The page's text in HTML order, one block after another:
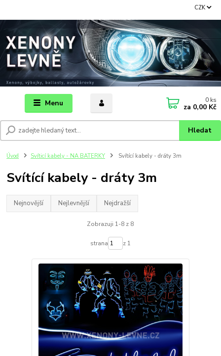
Menu
CZK
Hledat
0 ks
za 0,00 Kč
Úvod Svíticí kabely - NA BATERKY Svítící kabely - dráty 3m
Svítící kabely - dráty 3m
Nejnovější Nejlevnější Nejdražší
Zobrazuji 1-8 z 8
strana z 1